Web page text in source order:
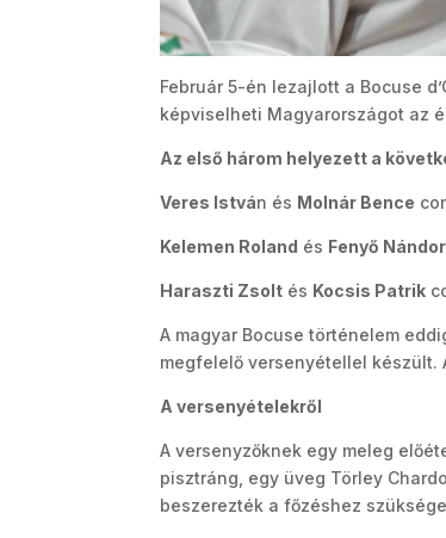
Február 5-én lezajlott a Bocuse
képviselheti Magyarországot az
Az első három helyezett a
Veres István és Molnár Bence
Kelemen Roland és Fenyő Nándor
Haraszti Zsolt és Kocsis Patrik
A magyar Bocuse történelem
megfelelő versenyétellel készült.
A versenyételekről
A versenyzőknek egy meleg
pisztráng, egy üveg Törley
beszerezték a főzéshez